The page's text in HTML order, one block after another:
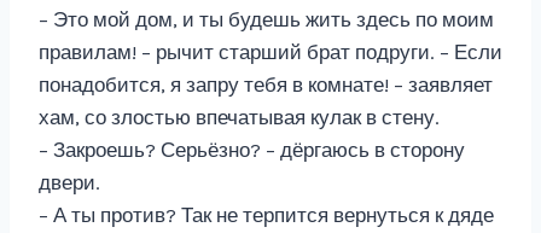
– Это мой дом, и ты будешь жить здесь по моим
правилам! – рычит старший брат подруги. – Если
понадобится, я запру тебя в комнате! – заявляет
хам, со злостью впечатывая кулак в стену.
– Закроешь? Серьёзно? – дёргаюсь в сторону
двери.
– А ты против? Так не терпится вернуться к дяде